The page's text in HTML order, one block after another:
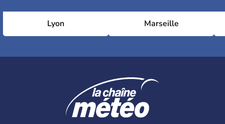
Lyon Marseille